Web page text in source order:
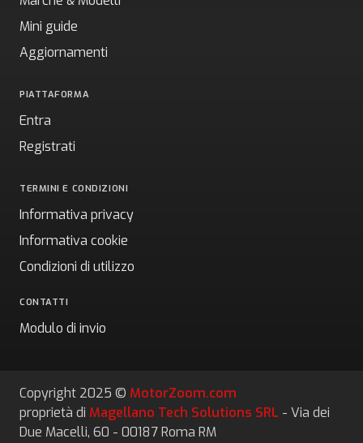
Mini guide
Aggiornamenti
PIATTAFORMA
Entra
Registrati
TERMINI E CONDIZIONI
Informativa privacy
Informativa cookie
Condizioni di utilizzo
CONTATTI
Modulo di invio
Copyright 2025 © MotorZoom.com
proprietà di Magellano Tech Solutions SRL - Via dei
Due Macelli, 60 - 00187 Roma RM